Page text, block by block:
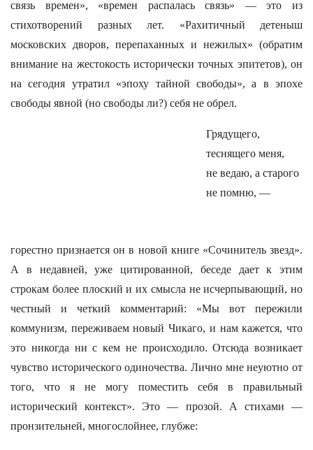
связь времен», «времен распалась связь» — это из
стихотворений разных лет. «Рахитичный детеныш
московских дворов, перепаханных и нежилых» (обратим
внимание на жестокость исторически точных эпитетов), он
на сегодня утратил «эпоху тайной свободы», а в эпохе
свободы явной (но свободы ли?) себя не обрел.
Грядущего,
теснящего меня,
не ведаю, а старого
не помню, —
горестно признается он в новой книге «Сочинитель звезд».
А в недавней, уже цитированной, беседе дает к этим
строкам более плоский и их смысла не исчерпывающий, но
честный и четкий комментарий: «Мы вот пережили
коммунизм, переживаем новый Чикаго, и нам кажется, что
это никогда ни с кем не происходило. Отсюда возникает
чувство исторического одиночества. Лично мне неуютно от
того, что я не могу поместить себя в правильный
исторический контекст». Это — прозой. А стихами —
пронзительней, многослойнее, глубже: